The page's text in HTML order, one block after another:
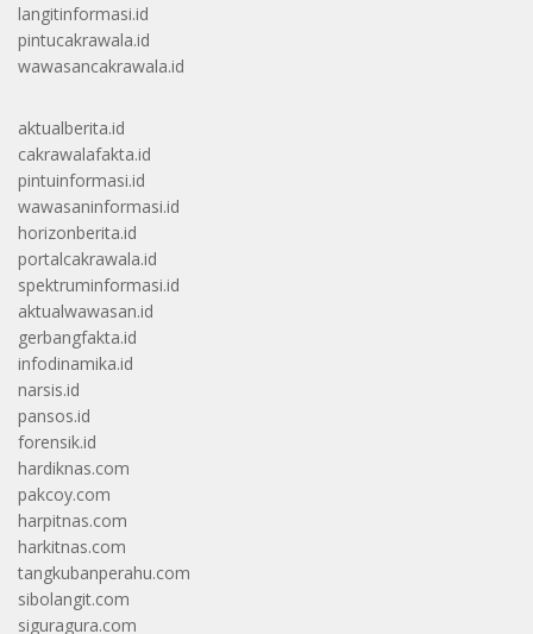
langitinformasi.id
pintucakrawala.id
wawasancakrawala.id
aktualberita.id
cakrawalafakta.id
pintuinformasi.id
wawasaninformasi.id
horizonberita.id
portalcakrawala.id
spektruminformasi.id
aktualwawasan.id
gerbangfakta.id
infodinamika.id
narsis.id
pansos.id
forensik.id
hardiknas.com
pakcoy.com
harpitnas.com
harkitnas.com
tangkubanperahu.com
sibolangit.com
siguragura.com